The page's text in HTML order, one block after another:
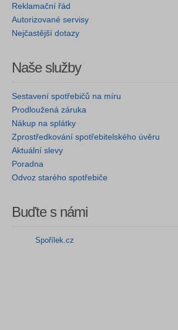
Reklamační řád
Autorizované servisy
Nejčastější dotazy
Naše služby
Sestavení spotřebičů na míru
Prodloužená záruka
Nákup na splátky
Zprostředkování spotřebitelského úvěru
Aktuální slevy
Poradna
Odvoz starého spotřebiče
Buďte s námi
Spořílek.cz